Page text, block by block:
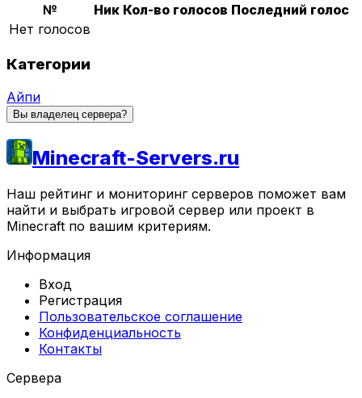
№ Ник Кол-во голосов Последний голос
Нет голосов
Категории
Айпи
Вы владелец сервера?
Minecraft-Servers.ru
Наш рейтинг и мониторинг серверов поможет вам
найти и выбрать игровой сервер или проект в
Minecraft по вашим критериям.
Информация
Вход
Регистрация
Пользовательское соглашение
Конфиденциальность
Контакты
Сервера